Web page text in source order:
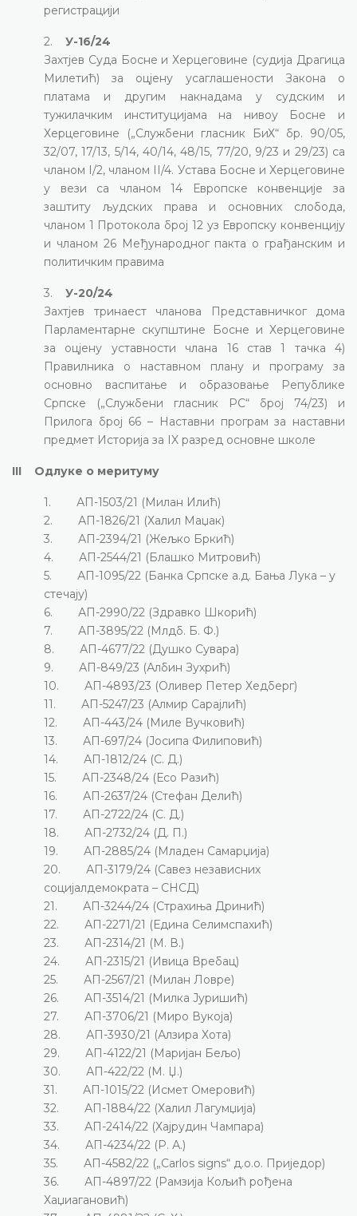
регистрацији
2. У-16/24
Захтјев Суда Босне и Херцеговине (судија Драгица
Милетић) за оцјену усаглашености Закона о
платама и другим накнадама у судским и
тужилачким институцијама на нивоу Босне и
Херцеговине („Службени гласник БиХ“ бр. 90/05,
32/07, 17/13, 5/14, 40/14, 48/15, 77/20, 9/23 и 29/23) са
чланом I/2, чланом II/4. Устава Босне и Херцеговине
у вези са чланом 14 Европске конвенције за
заштиту људских права и основних слобода,
чланом 1 Протокола број 12 уз Европску конвенцију
и чланом 26 Међународног пакта о грађанским и
политичким правима
3. У-20/24
Захтјев тринаест чланова Представничког дома
Парламентарне скупштине Босне и Херцеговине
за оцјену уставности члана 16 став 1 тачка 4)
Правилника о наставном плану и програму за
основно васпитање и образовање Републике
Српске („Службени гласник РС“ број 74/23) и
Прилога број 66 – Наставни програм за наставни
предмет Историја за IX разред основне школе
III Одлуке о меритуму
1. АП-1503/21 (Милан Илић)
2. АП-1826/21 (Халил Маџак)
3. АП-2394/21 (Жељко Бркић)
4. АП-2544/21 (Блашко Митровић)
5. АП-1095/22 (Банка Српске а.д. Бања Лука – у
стечају)
6. АП-2990/22 (Здравко Шкорић)
7. АП-3895/22 (Млдб. Б. Ф.)
8. АП-4677/22 (Душко Сувара)
9. АП-849/23 (Албин Зухрић)
10. АП-4893/23 (Оливер Петер Хедберг)
11. АП-5247/23 (Алмир Сарајлић)
12. АП-443/24 (Миле Вучковић)
13. АП-697/24 (Јосипа Филиповић)
14. АП-1812/24 (С. Д.)
15. АП-2348/24 (Есо Разић)
16. АП-2637/24 (Стефан Делић)
17. АП-2722/24 (С. Д.)
18. АП-2732/24 (Д. П.)
19. АП-2885/24 (Младен Самарџија)
20. АП-3179/24 (Савез независних
социјалдемократа – СНСД)
21. АП-3244/24 (Страхиња Дринић)
22. АП-2271/21 (Едина Селимспахић)
23. АП-2314/21 (М. В.)
24. АП-2315/21 (Ивица Вребац)
25. АП-2567/21 (Милан Ловре)
26. АП-3514/21 (Милка Јуришић)
27. АП-3706/21 (Миро Вукоја)
28. АП-3930/21 (Алзира Хота)
29. АП-4122/21 (Маријан Бељо)
30. АП-422/22 (М. Џ.)
31. АП-1015/22 (Исмет Омеровић)
32. АП-1884/22 (Халил Лагумџија)
33. АП-2414/22 (Хајрудин Чампара)
34. АП-4234/22 (Р. А.)
35. АП-4582/22 („Carlos signs“ д.о.о. Приједор)
36. АП-4897/22 (Рамзија Кољић рођена
Хаџиагановић)